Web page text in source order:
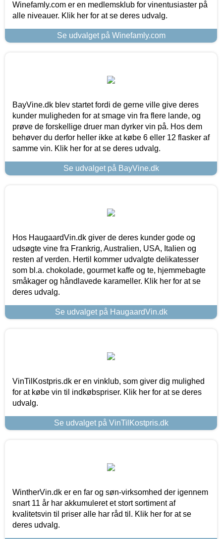
Winefamly.com er en medlemsklub for vinentusiaster på
alle niveauer. Klik her for at se deres udvalg.
Se udvalget på Winefamly.com
BayVine.dk blev startet fordi de gerne ville give deres
kunder muligheden for at smage vin fra flere lande, og
prøve de forskellige druer man dyrker vin på. Hos dem
behøver du derfor heller ikke at købe 6 eller 12 flasker af
samme vin. Klik her for at se deres udvalg.
Se udvalget på BayVine.dk
Hos HaugaardVin.dk giver de deres kunder gode og
udsøgte vine fra Frankrig, Australien, USA, Italien og
resten af verden. Hertil kommer udvalgte delikatesser
som bl.a. chokolade, gourmet kaffe og te, hjemmebagte
småkager og håndlavede karameller. Klik her for at se
deres udvalg.
Se udvalget på HaugaardVin.dk
VinTilKostpris.dk er en vinklub, som giver dig mulighed
for at købe vin til indkøbspriser. Klik her for at se deres
udvalg.
Se udvalget på VinTilKostpris.dk
WintherVin.dk er en far og søn-virksomhed der igennem
snart 11 år har akkumuleret et stort sortiment af
kvalitetsvin til priser alle har råd til. Klik her for at se
deres udvalg.